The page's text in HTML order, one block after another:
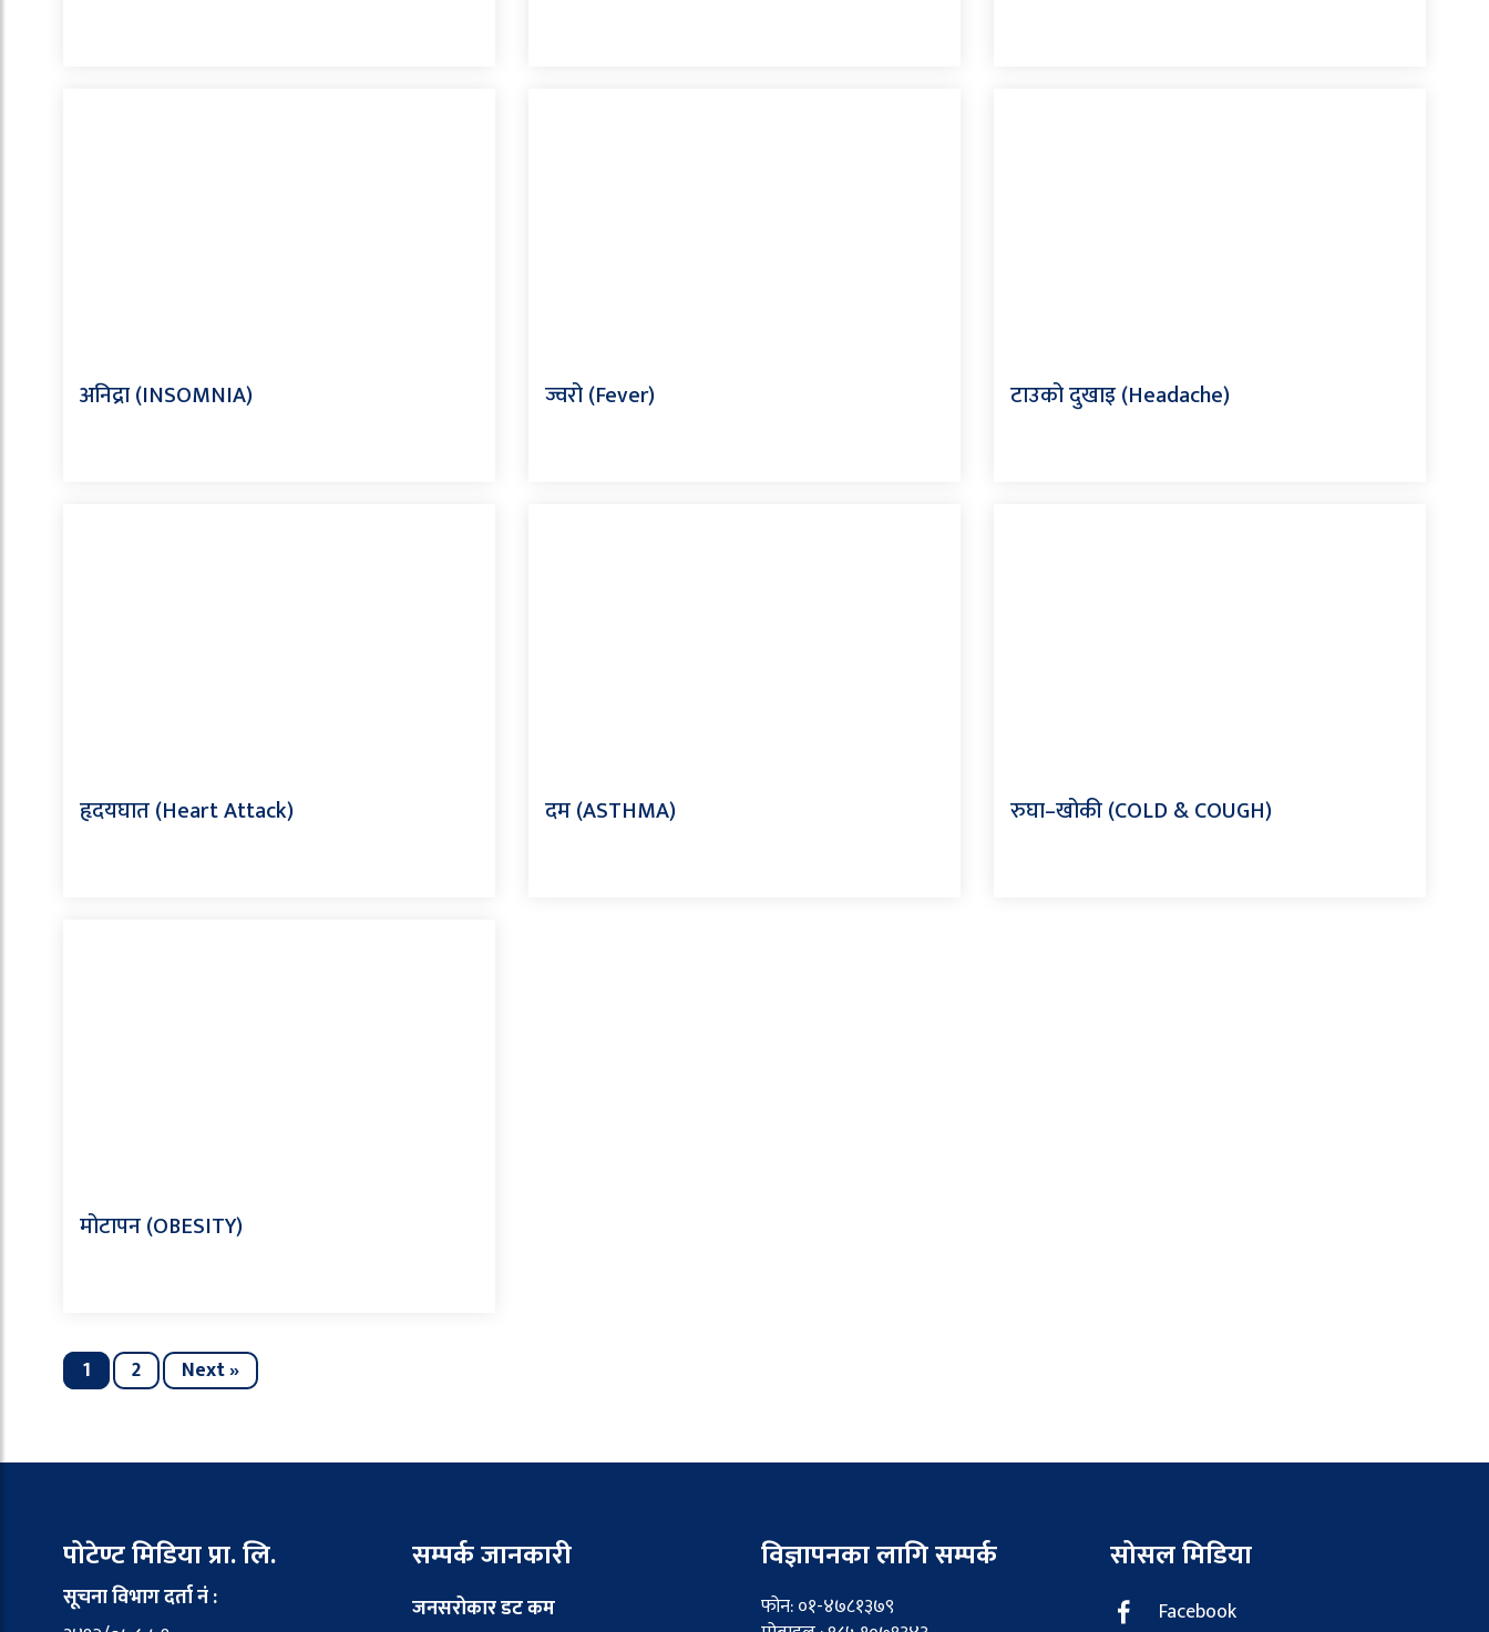
अनिद्रा (INSOMNIA) ज्वरो (Fever) टाउको दुखाइ (Headache)
हृदयघात (Heart Attack) दम (ASTHMA) रुघा–खोकी (COLD & COUGH)
मोटापन (OBESITY)
1 2 Next »
पोटेण्ट मिडिया प्रा. लि.
सूचना विभाग दर्ता नं :
सम्पर्क जानकारी
जनसरोकार डट कम
विज्ञापनका लागि सम्पर्क
फोन: ०१-४७८१३७९
सोसल मिडिया
Facebook